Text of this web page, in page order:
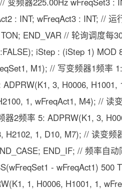
: INT; wFreqAct3 : INT; //
END_VAR // 轮询调度每
iStep : (iStep 1)
M1); // 写变频器1频率
3, H0006,
1, wFreqAct1, M4); // 读
器2频率 5: ADPRW(K1, 3,
H2102, 1, D10, M7); // 读变
END_IF; // 频率自
- wFreqAct1) 500
1, H0006, H1001, 1,